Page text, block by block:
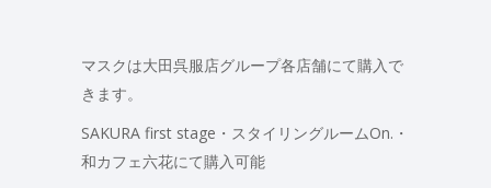
マスクは大田呉服店グループ各店舗にて購入で
きます。
SAKURA first stage・スタイリングルームOn.・
和カフェ六花にて購入可能